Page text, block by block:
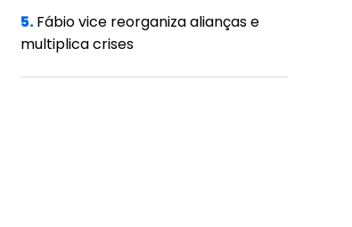
5.Fábio vice reorganiza alianças e
multiplica crises